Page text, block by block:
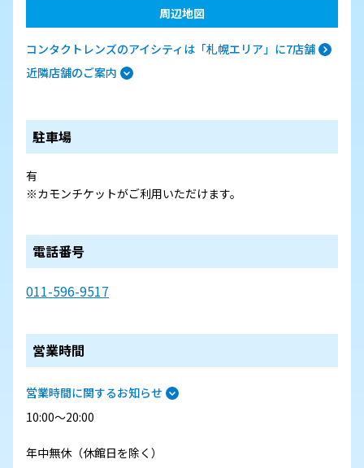
周辺地図
コンタクトレンズのアイシティは「札幌エリア」に7店舗
近隣店舗のご案内
駐車場
有
※カモンチケットがご利用いただけます。
電話番号
011-596-9517
営業時間
営業時間に関するお知らせ
10:00～20:00
年中無休（休館日を除く）